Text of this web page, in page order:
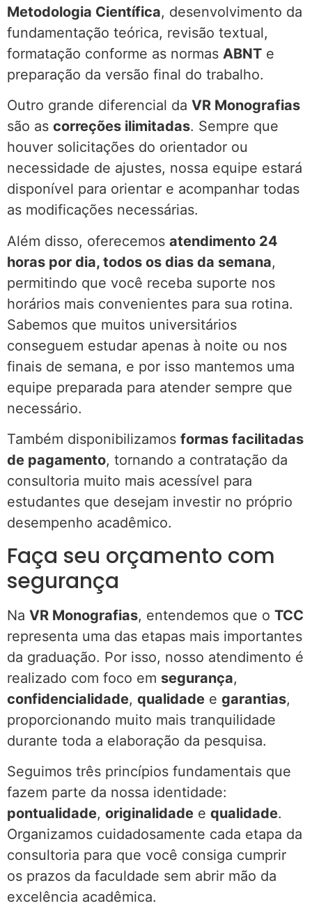
Metodologia Científica, desenvolvimento da
fundamentação teórica, revisão textual,
formatação conforme as normas ABNT e
preparação da versão final do trabalho.
Outro grande diferencial da VR Monografias
são as correções ilimitadas. Sempre que
houver solicitações do orientador ou
necessidade de ajustes, nossa equipe estará
disponível para orientar e acompanhar todas
as modificações necessárias.
Além disso, oferecemos atendimento 24
horas por dia, todos os dias da semana,
permitindo que você receba suporte nos
horários mais convenientes para sua rotina.
Sabemos que muitos universitários
conseguem estudar apenas à noite ou nos
finais de semana, e por isso mantemos uma
equipe preparada para atender sempre que
necessário.
Também disponibilizamos formas facilitadas
de pagamento, tornando a contratação da
consultoria muito mais acessível para
estudantes que desejam investir no próprio
desempenho acadêmico.
Faça seu orçamento com
segurança
Na VR Monografias, entendemos que o TCC
representa uma das etapas mais importantes
da graduação. Por isso, nosso atendimento é
realizado com foco em segurança,
confidencialidade, qualidade e garantias,
proporcionando muito mais tranquilidade
durante toda a elaboração da pesquisa.
Seguimos três princípios fundamentais que
fazem parte da nossa identidade:
pontualidade, originalidade e qualidade.
Organizamos cuidadosamente cada etapa da
consultoria para que você consiga cumprir
os prazos da faculdade sem abrir mão da
excelência acadêmica.